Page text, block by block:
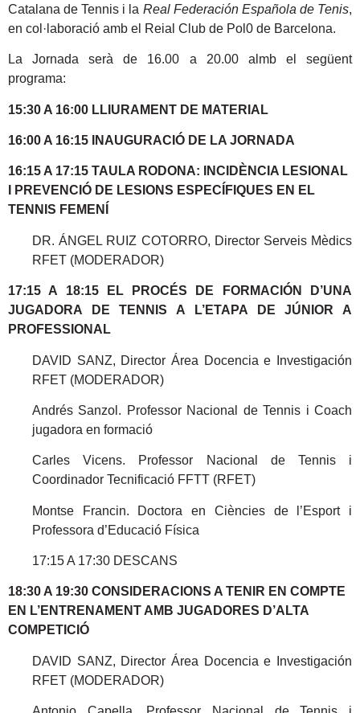
Catalana de Tennis i la Real Federación Española de Tenis,
en col·laboració amb el Reial Club de Pol0 de Barcelona.
La Jornada serà de 16.00 a 20.00 almb el següent
programa:
15:30 A 16:00 LLIURAMENT DE MATERIAL
16:00 A 16:15 INAUGURACIÓ DE LA JORNADA
16:15 A 17:15 TAULA RODONA: INCIDÈNCIA LESIONAL
I PREVENCIÓ DE LESIONS ESPECÍFIQUES EN EL
TENNIS FEMENÍ
DR. ÁNGEL RUIZ COTORRO, Director Serveis Mèdics
RFET (MODERADOR)
17:15 A 18:15 EL PROCÉS DE FORMACIÓN D’UNA
JUGADORA DE TENNIS A L’ETAPA DE JÚNIOR A
PROFESSIONAL
DAVID SANZ, Director Área Docencia e Investigación
RFET (MODERADOR)
Andrés Sanzol. Professor Nacional de Tennis i Coach
jugadora en formació
Carles Vicens. Professor Nacional de Tennis i
Coordinador Tecnificació FFTT (RFET)
Montse Francin. Doctora en Ciències de l’Esport i
Professora d’Educació Física
17:15 A 17:30 DESCANS
18:30 A 19:30 CONSIDERACIONS A TENIR EN COMPTE
EN L’ENTRENAMENT AMB JUGADORES D’ALTA
COMPETICIÓ
DAVID SANZ, Director Área Docencia e Investigación
RFET (MODERADOR)